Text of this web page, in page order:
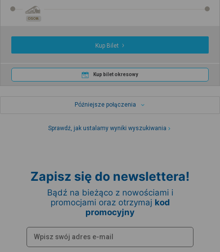
OSOB.
Kup Bilet
Kup bilet okresowy
Późniejsze połączenia
Sprawdź, jak ustalamy wyniki wyszukiwania
Zapisz się do newslettera!
Bądź na bieżąco z nowościami i
promocjami oraz otrzymaj kod
promocyjny